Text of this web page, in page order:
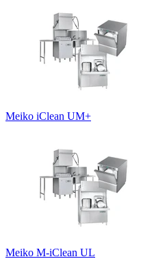
Meiko iClean UM+
Meiko M-iClean UL